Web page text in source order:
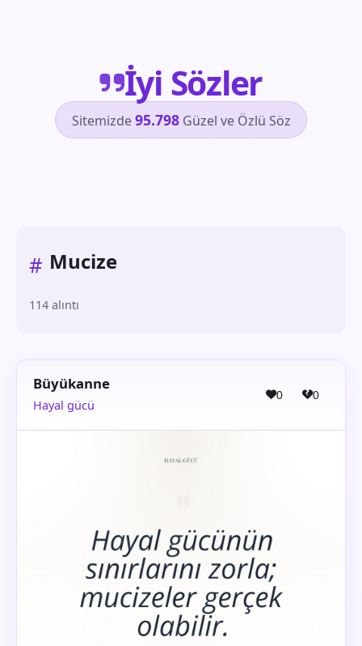
İyi Sözler
Sitemizde95.798Güzel ve Özlü Söz
# Mucize
114 alıntı
Büyükanne
Hayal gücü
0 0